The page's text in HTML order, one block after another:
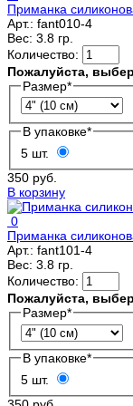
Приманка
Арт.: fant010-4
Вес: 3.8 гр.
Количество:
Пожалуйста,
Размер*
В упаковке*
5 шт.
350 руб.
В корзину
0
Приманка
Арт.: fant101-4
Вес: 3.8 гр.
Количество:
Пожалуйста,
Размер*
В упаковке*
5 шт.